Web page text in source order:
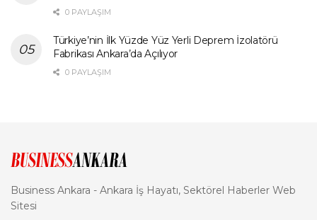
0 PAYLAŞIM
Türkiye’nin İlk Yüzde Yüz Yerli Deprem İzolatörü
Fabrikası Ankara’da Açılıyor
0 PAYLAŞIM
Business Ankara - Ankara İş Hayatı, Sektörel Haberler Web
Sitesi